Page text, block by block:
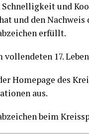
und
und den
erfüllt.
17.
Home­page des
aus.
beim